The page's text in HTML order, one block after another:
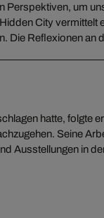
Perspektiven, um
City vermittelt
Die Reflexionen an
in das
hatte, folgte
Seine
Ausstellungen in
zahlreiche
International